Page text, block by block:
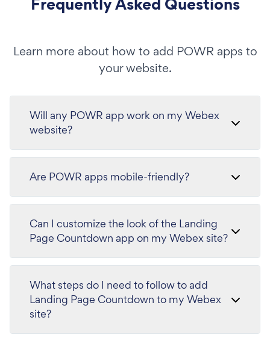
Learn more about how to add POWR apps to
your website.
Will any POWR app work on my Webex
website?
Are POWR apps mobile-friendly?
Can I customize the look of the Landing
Page Countdown app on my Webex site?
What steps do I need to follow to add
Landing Page Countdown to my Webex
site?